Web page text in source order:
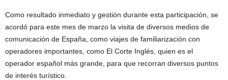
Como resultado inmediato y gestión durante esta participación, se
acordó para este mes de marzo la visita de diversos medios de
comunicación de España, como viajes de familiarización con
operadores importantes, como El Corte Inglés, quien es el
operador español más grande, para que recorran diversos puntos
de interés turístico.